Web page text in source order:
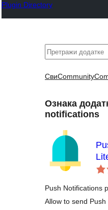
Plugin Directory
Претрага
СвиCommunity
Ознака
notifications
Push Notifications
Allow to send